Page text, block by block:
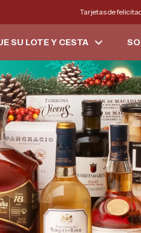
Tarjetas de
SU LOTE Y CESTA